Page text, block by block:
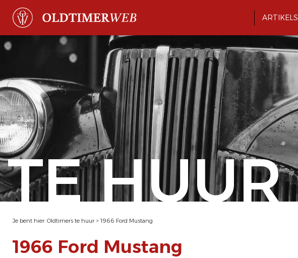
ARTIKELS
TE HUUR
Je bent hier: Oldtimers te huur > 1966 Ford Mustang
1966 Ford Mustang